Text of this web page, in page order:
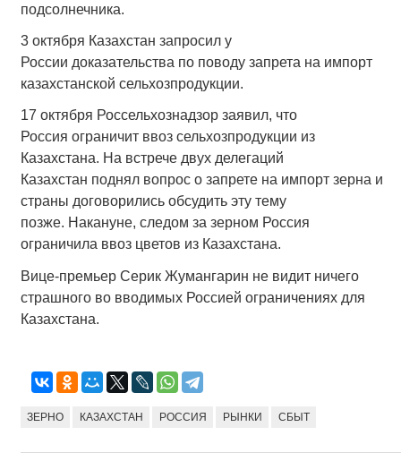
подсолнечника.
3 октября Казахстан запросил у
России доказательства по поводу запрета на импорт
казахстанской сельхозпродукции.
17 октября Россельхознадзор заявил, что
Россия ограничит ввоз сельхозпродукции из
Казахстана. На встрече двух делегаций
Казахстан поднял вопрос о запрете на импорт зерна и
страны договорились обсудить эту тему
позже. Накануне, следом за зерном Россия
ограничила ввоз цветов из Казахстана.
Вице-премьер Серик Жумангарин не видит ничего
страшного во вводимых Россией ограничениях для
Казахстана.
ЗЕРНО КАЗАХСТАН РОССИЯ РЫНКИ СБЫТ